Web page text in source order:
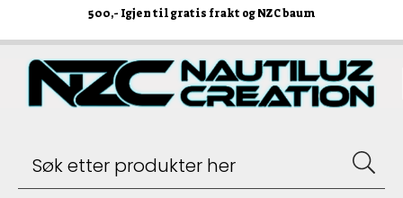
500,- Igjen til gratis frakt og NZC baum